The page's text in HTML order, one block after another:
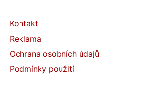
Kontakt
Reklama
Ochrana osobních údajů
Podmínky použití